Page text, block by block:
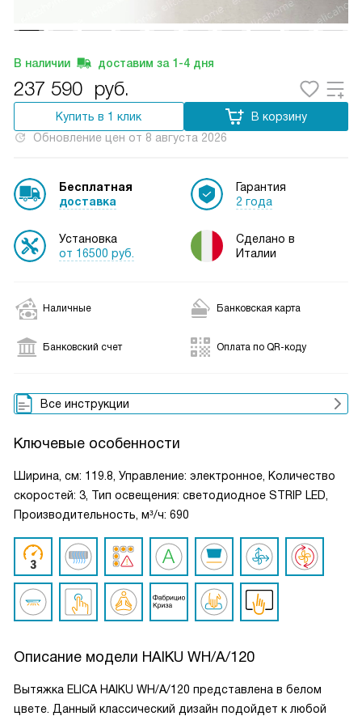
В наличии доставим за 1-4 дня
237 590 руб.
Купить в 1 клик
В корзину
Обновление цен от 8 августа 2026
Бесплатная
доставка
Установка
от 16500 руб.
Гарантия
2 года
Сделано в
Италии
Наличные Банковская карта
Банковский счет Оплата по QR-коду
Все инструкции
Ключевые особенности
Ширина, см: 119.8, Управление: электронное, Количество
скоростей: 3, Тип освещения: светодиодное STRIP LED,
Производительность, м³/ч: 690
Описание модели HAIKU WH/A/120
Вытяжка ELICA HAIKU WH/A/120 представлена в белом
цвете. Данный классический дизайн подойдет к любой